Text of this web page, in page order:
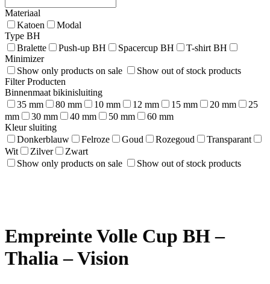
Materiaal
Katoen
Modal
Type BH
Bralette
Push-up BH Spacercup BH
T-shirt BH
Minimizer
Show only products on sale
Show out of stock products
Filter Producten
Binnenmaat bikinisluiting
35 mm
80 mm 10 mm 12 mm 15 mm 20 mm
25
mm
30 mm 40 mm 50 mm
60 mm
Kleur sluiting
Donkerblauw
Felroze Goud Rozegoud
Transparant
Wit
Zilver
Zwart
Show only products on sale
Show out of stock products
Empreinte Volle Cup BH –
Thalia – Vision